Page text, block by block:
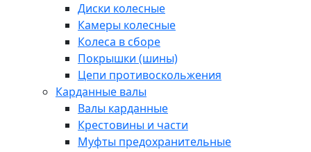
Диски колесные
Камеры колесные
Колеса в сборе
Покрышки (шины)
Цепи противоскольжения
Карданные валы
Валы карданные
Крестовины и части
Муфты предохранительные